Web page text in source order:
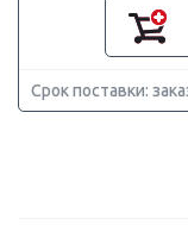
Срок поставки: